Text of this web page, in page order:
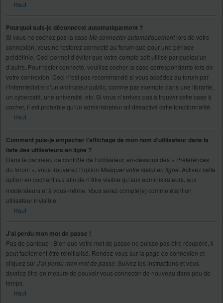
Haut
Pourquoi suis-je déconnecté automatiquement ?
Si vous ne cochez pas la case Me connecter automatiquementlors de votre
connexion, vous ne resterez connecté au forum que pour une période
prédéfinie. Ceci permet d’éviter que votre compte soit utilisé par quelqu’un
d’autre. Pour rester connecté, veuillez cocher la case correspondante lors de
votre connexion. Ceci n’est pas recommandé si vous accédez au forum par
l’intermédiaire d’un ordinateur public, comme par exemple dans une librairie,
un cybercafé, une université, etc. Si vous n’arrivez pas à trouver cette case à
cocher, il est probable qu’un administrateur ait désactivé cette fonctionnalité.
Haut
Comment puis-je empêcher l’affichage de mon nom d’utilisateur dans la
liste des utilisateurs en ligne ?
Dans le panneau de contrôle de l’utilisateur, en-dessous des « Préférences
du forum », vous trouverez l’option Masquer votre statut en ligne . Activez cette
option en cochant Oui afin de n’être visible qu’aux administrateurs, aux
modérateurs et à vous-même. Vous serez compté(e) comme étant un
utilisateur invisible.
Haut
J’ai perdu mon mot de passe !
Pas de panique ! Bien que votre mot de passe ne puisse pas être récupéré, il
peut facilement être réinitialisé. Rendez-vous sur la page de connexion et
cliquez surJ’ai perdu mon mot de passe . Suivez les instructions et vous
devriez être en mesure de pouvoir vous connecter de nouveau dans peu de
temps.
Haut